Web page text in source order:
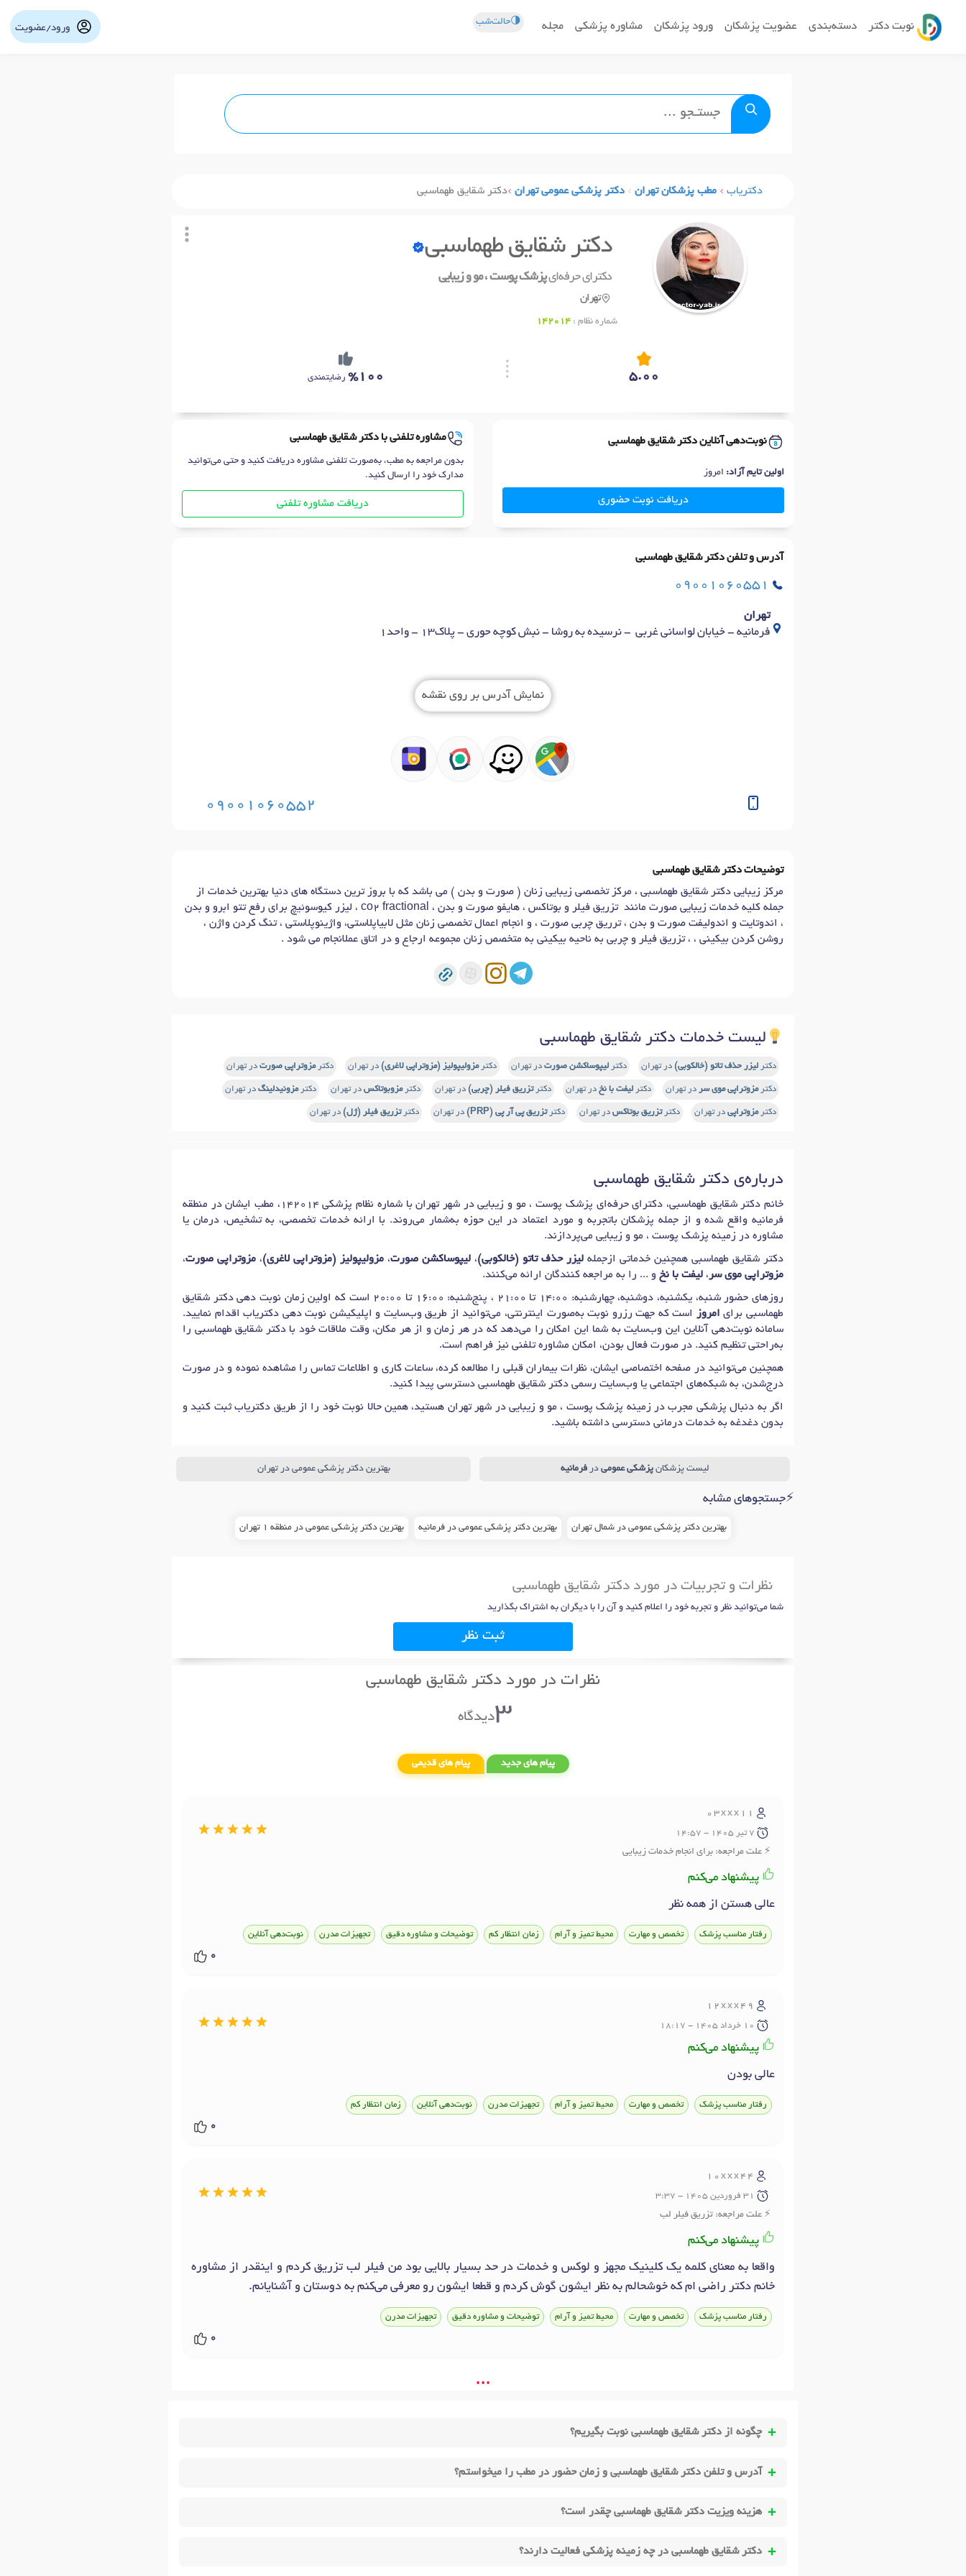
نوبت دکتر دسته‌بندی عضویت پزشکان ورود پزشکان مشاوره پزشکی مجله 🌗حالت‌شب
ورود/عضویت
دکتریاب مطب پزشکان تهران دکتر پزشکی عمومی تهران دکتر شقایق طهماسبی
دکتر شقایق طهماسبی
دکترای حرفه‌ایپزشک پوست ، مو و زیبایی
تهران
شماره نظام :142014
5.00
%100 رضایتمندی
نوبت‌دهی آنلاین دکتر شقایق طهماسبی
اولین تایم آزاد: امروز
دریافت نوبت حضوری
مشاوره تلفنی با دکتر شقایق طهماسبی
بدون مراجعه به مطب، به‌صورت تلفنی مشاوره دریافت کنید و حتی می‌توانید
مدارک خود را ارسال کنید.
دریافت مشاوره تلفنی
آدرس و تلفن دکتر شقایق طهماسبی
09001060551
تهران
فرمانیه - خیابان لواسانی غربی - نرسیده به روشا - نبش کوچه حوری - پلاک13 - واحد1
نمایش آدرس بر روی نقشه
09001060552
توضیحات دکتر شقایق طهماسبی
مرکز زیبایی دکتر شقایق طهماسبی ، مرکز تخصصی زیبایی زنان ( صورت و بدن ) می باشد که با بروز ترین دستگاه های دنیا بهترین خدمات از
جمله کلیه خدمات زیبایی صورت مانند تزریق فیلر و بوتاکس ، هایفو صورت و بدن ، co2 fractional ، لیزر کیوسوئیچ برای رفع تتو ابرو و بدن
، اندوتایت و اندولیفت صورت و بدن ، ترریق چربی صورت ، و انجام اعمال تخصصی زنان مثل لابیاپلاستی، واژینوپلاستی ، تنگ کردن واژن ،
روشن کردن بیکینی ، ، تزریق فیلر و چربی به ناحیه بیکینی به متخصص زنان مجموعه ارجاع و در اتاق عملانجام می شود .
لیست خدمات دکتر شقایق طهماسبی
دکتر لیزر حذف تاتو (خالکوبی) در تهران دکتر لیپوساکشن صورت در تهران دکترمزولیپولیز (مزوتراپی لاغری) در تهران دکترمزوتراپی صورت در تهران
دکترمزوتراپی موی سر در تهران دکتر لیفت با نخ در تهران دکترتزریق فیلر (چربی) در تهران دکترمزوبوتاکس در تهران دکترمزونیدلینگ در تهران
دکترمزوتراپی در تهران دکترتزریق بوتاکس در تهران دکترتزریق پی آر پی (PRP) در تهران دکترتزریق فیلر (ژل) در تهران
درباره‌ی دکتر شقایق طهماسبی
خانم دکتر شقایق طهماسبی، دکترای حرفه‌ای پزشک پوست ، مو و زیبایی در شهر تهران با شماره نظام پزشکی 142014، مطب ایشان در منطقه
فرمانیه واقع شده و از جمله پزشکان باتجربه و مورد اعتماد در این حوزه به‌شمار می‌روند. با ارائه خدمات تخصصی، به تشخیص، درمان یا
مشاوره در زمینه پزشک پوست ، مو و زیبایی می‌پردازند.
دکتر شقایق طهماسبی همچنین خدماتی ازجمله لیزر حذف تاتو (خالکوبی)، لیپوساکشن صورت، مزولیپولیز (مزوتراپی لاغری)، مزوتراپی صورت،
مزوتراپی موی سر ، لیفت با نخ و ... را به مراجعه کنندگان ارائه می‌کنند.
روزهای حضور شنبه، یکشنبه، دوشنبه، چهارشنبه: 14:00 تا 21:00 ، پنج‌شنبه: 16:00 تا 20:00 است که اولین زمان نوبت دهی دکتر شقایق
طهماسبی برای امروز
است که جهت رزرو نوبت به‌صورت اینترنتی، می‌توانید از طریق وب‌سایت و اپلیکیشن نوبت دهی دکتریاب اقدام نمایید.
سامانه نوبت‌دهی آنلاین این وب‌سایت به شما این امکان را می‌دهد که در هر زمان و از هر مکان، وقت ملاقات خود با دکتر شقایق طهماسبی را
به‌راحتی تنظیم کنید. در صورت فعال بودن، امکان مشاوره تلفنی نیز فراهم است.
همچنین می‌توانید در صفحه اختصاصی ایشان، نظرات بیماران قبلی را مطالعه کرده، ساعات کاری و اطلاعات تماس را مشاهده نموده و در صورت
درج‌شدن، به شبکه‌های اجتماعی یا وب‌سایت رسمی دکتر شقایق طهماسبی دسترسی پیدا کنید.
اگر به دنبال پزشکی مجرب در زمینه پزشک پوست ، مو و زیبایی در شهر تهران هستید، همین حالا نوبت خود را از طریق دکتریاب ثبت کنید و
بدون دغدغه به خدمات درمانی دسترسی داشته باشید.
لیست پزشکانپزشکی عمومی درفرمانیه بهترین دکتر پزشکی عمومی در تهران
⚡جستجوهای مشابه
بهترین دکتر پزشکی عمومی در شمال تهران بهترین دکتر پزشکی عمومی در فرمانیه بهترین دکتر پزشکی عمومی در منطقه 1 تهران
نظرات و تجربیات در مورد دکتر شقایق طهماسبی
شما می‌توانید نظر و تجربه خود را اعلام کنید و آن را با دیگران به اشتراک بگذارید
ثبت نظر
نظرات در مورد دکتر شقایق طهماسبی
3دیدگاه
پیام های جدید پیام های قدیمی
03xxx11
7 تير 1405 - 14:57
علت مراجعه: برای انجام خدمات زیبایی
پیشنهاد می‌کنم
عالی هستن از همه نظر
رفتار مناسب پزشک تخصص و مهارت محیط تمیز و آرام زمان انتظار کم توضیحات و مشاوره دقیق تجهیزات مدرن نوبت‌دهی آنلاین
0
12xxx49
10 خرداد 1405 - 18:17
پیشنهاد می‌کنم
عالی بودن
رفتار مناسب پزشک تخصص و مهارت محیط تمیز و آرام تجهیزات مدرن نوبت‌دهی آنلاین زمان انتظار کم
0
10xxx44
31 فروردين 1405 - 3:37
علت مراجعه: تزریق فیلر لب
پیشنهاد می‌کنم
واقعا به معنای کلمه یک کلینیک مجهز و لوکس و خدمات در حد بسیار بالایی بود من فیلر لب تزریق کردم و اینقدر از مشاوره
خانم دکتر راضی ام که خوشحالم به نظر ایشون گوش کردم و قطعا ایشون رو معرفی می‌کنم به دوستان و آشنایانم.
رفتار مناسب پزشک تخصص و مهارت محیط تمیز و آرام توضیحات و مشاوره دقیق تجهیزات مدرن
0
• • •
چگونه از دکتر شقایق طهماسبی نوبت بگیریم؟
آدرس و تلفن دکتر شقایق طهماسبی و زمان حضور در مطب را میخواستم؟
هزینه ویزیت دکتر شقایق طهماسبی چقدر است؟
دکتر شقایق طهماسبی در چه زمینه پزشکی فعالیت دارند؟